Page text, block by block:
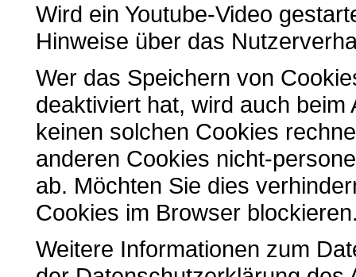
Wird ein Youtube-Video
Hinweise über das
Wer das Speichern von
deaktiviert hat, wird auch beim
keinen solchen Cookies
anderen Cookies nicht-
ab. Möchten Sie dies
Cookies im Browser
Weitere Informationen zum